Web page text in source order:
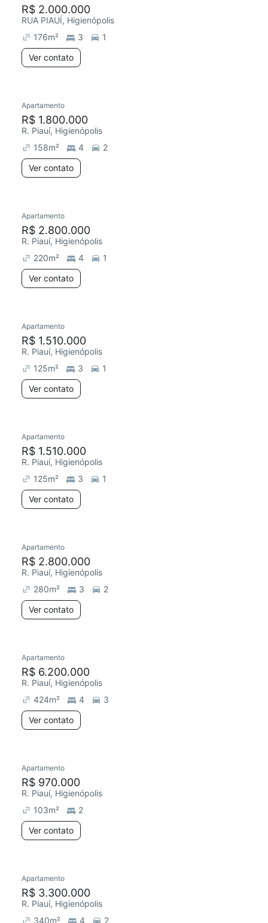
R$ 2.000.000
RUA PIAUÍ, Higienópolis
176m² 3
1
Ver contato
Apartamento
R$ 1.800.000
R. Piauí, Higienópolis
158m² 4
2
Ver contato
Apartamento
R$ 2.800.000
R. Piauí, Higienópolis
220m² 4
1
Ver contato
Apartamento
R$ 1.510.000
R. Piauí, Higienópolis
125m² 3
1
Ver contato
Apartamento
R$ 1.510.000
R. Piauí, Higienópolis
125m² 3
1
Ver contato
Apartamento
R$ 2.800.000
R. Piauí, Higienópolis
280m² 3
2
Ver contato
Apartamento
R$ 6.200.000
R. Piauí, Higienópolis
424m² 4
3
Ver contato
Apartamento
R$ 970.000
R. Piauí, Higienópolis
103m²
2
Ver contato
Apartamento
R$ 3.300.000
R. Piauí, Higienópolis
340m² 4 2